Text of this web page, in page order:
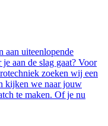
uiteenlopende
aan de slag gaat? Voor
zoeken wij een
kijken we naar jouw
te maken. Of je nu